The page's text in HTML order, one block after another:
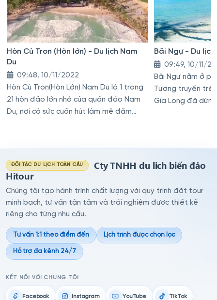
Hòn Củ Tron (Hòn lớn) - Du lịch Nam
Du
09:48, 10/11/2022
Hòn Củ Tron(Hòn Lớn) Nam Du là 1 trong
21 hòn đảo lớn nhỏ của quần đảo Nam
Du, nơi có sức cuốn hút làm mê đắm
Bãi Ngự - Du lịch
09:49, 10/11/
Bãi Ngự nằm ở
Tương truyền
Gia Long đã
ĐỐI TÁC DU LỊCH TOÀN CẦU
Cty TNHH du lich biển đảo
Hitour
Chúng tôi tạo hành trình chất lượng với quy trình đặt tour
minh bạch, tư vấn tận tâm và trải nghiệm được thiết kế
riêng cho từng nhu cầu.
Tư vấn 1:1 theo điểm đến Lịch trình được chọn lọc
Hỗ trợ đa kênh 24/7
KẾT NỐI VỚI CHÚNG TÔI
Facebook Instagram YouTube TikTok